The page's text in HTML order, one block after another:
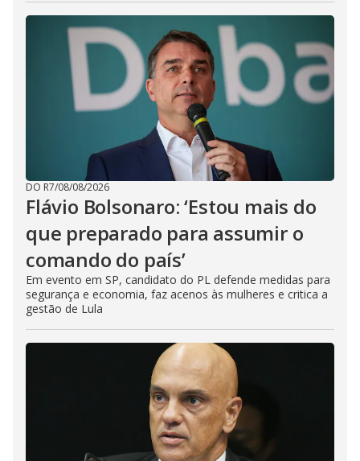
DO R7/08/08/2026
Flávio Bolsonaro: ‘Estou mais do
que preparado para assumir o
comando do país’
Em evento em SP, candidato do PL defende medidas para
segurança e economia, faz acenos às mulheres e critica a
gestão de Lula